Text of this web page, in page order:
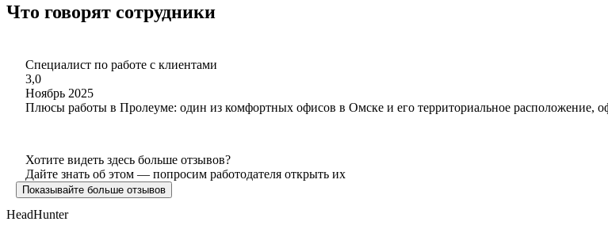
Что говорят сотрудники
Специалист по работе с клиентами
3,0
Ноябрь 2025
Плюсы работы в Пролеуме: один из комфортных офисов в Омске и его территориальное расположение,
Хотите видеть здесь больше отзывов?
Дайте знать об этом — попросим работодателя открыть их
Показывайте больше отзывов
HeadHunter